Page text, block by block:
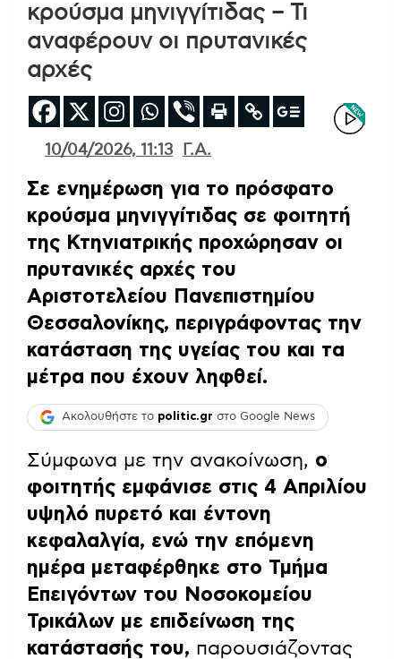
κρούσμα μηνιγγίτιδας – Τι
αναφέρουν οι πρυτανικές
αρχές
10/04/2026, 11:13 Γ.Α.
Σε ενημέρωση για το πρόσφατο
κρούσμα μηνιγγίτιδας σε φοιτητή
της Κτηνιατρικής προχώρησαν οι
πρυτανικές αρχές του
Αριστοτελείου Πανεπιστημίου
Θεσσαλονίκης, περιγράφοντας την
κατάσταση της υγείας του και τα
μέτρα που έχουν ληφθεί.
Ακολουθήστε το politic.gr στο Google News
Σύμφωνα με την ανακοίνωση, ο
φοιτητής εμφάνισε στις 4 Απριλίου
υψηλό πυρετό και έντονη
κεφαλαλγία, ενώ την επόμενη
ημέρα μεταφέρθηκε στο Τμήμα
Επειγόντων του Νοσοκομείου
Τρικάλων με επιδείνωση της
κατάστασής του, παρουσιάζοντας